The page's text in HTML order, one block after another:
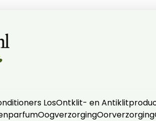
LosOntklit- en
OogverzorgingOorverzorging